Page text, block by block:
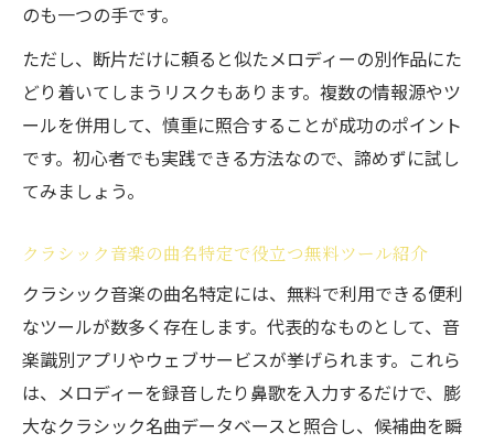
のも一つの手です。
ただし、断片だけに頼ると似たメロディーの別作品にた
どり着いてしまうリスクもあります。複数の情報源やツ
ールを併用して、慎重に照合することが成功のポイント
です。初心者でも実践できる方法なので、諦めずに試し
てみましょう。
クラシック音楽の曲名特定で役立つ無料ツール紹介
クラシック音楽の曲名特定には、無料で利用できる便利
なツールが数多く存在します。代表的なものとして、音
楽識別アプリやウェブサービスが挙げられます。これら
は、メロディーを録音したり鼻歌を入力するだけで、膨
大なクラシック名曲データベースと照合し、候補曲を瞬